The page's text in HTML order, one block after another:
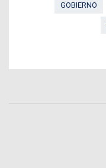
GOBIERNO